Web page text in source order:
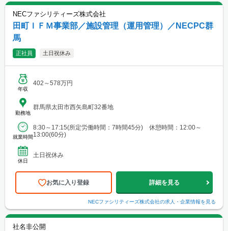
NECファシリティーズ株式会社
田町ＩＦＭ事業部／施設管理（運用管理）／NECPC群
馬
正社員 土日祝休み
年収
402～578万円
勤務地
群馬県太田市西矢島町32番地
就業時間
8:30～17:15(所定労働時間：7時間45分) 休憩時間：12:00～
13:00(60分)
休日
土日祝休み
お気に入り登録 詳細を見る
NECファシリティーズ株式会社の求人・企業情報を見る
社名非公開